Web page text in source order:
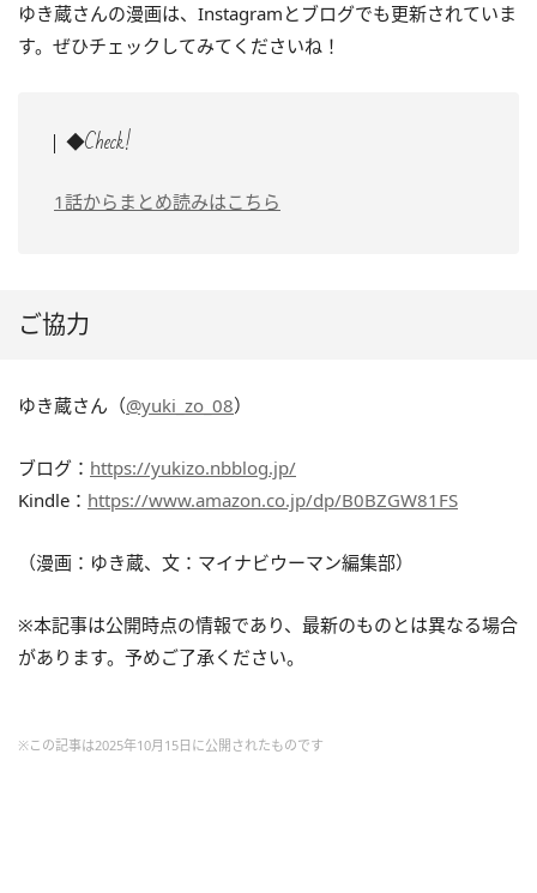
ゆき蔵さんの漫画は、Instagramとブログでも更新されていま
す。ぜひチェックしてみてくださいね！
◆Check!
1話からまとめ読みはこちら
ご協力
ゆき蔵さん（@yuki_zo_08）
ブログ： https://yukizo.nbblog.jp/
Kindle： https://www.amazon.co.jp/dp/B0BZGW81FS
（漫画：ゆき蔵、文：マイナビウーマン編集部）
※本記事は公開時点の情報であり、最新のものとは異なる場合
があります。予めご了承ください。
※この記事は2025年10月15日に公開されたものです